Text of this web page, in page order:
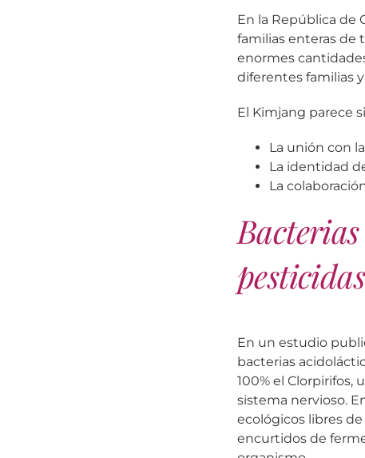
En la República de
familias enteras de
enormes
diferentes familias
El Kimjang parece
La unión con
La identidad
La
pesticidas
En un estudio
bacterias
100% el Clorpirifos,
sistema nervioso.
ecológicos libres
encurtidos de